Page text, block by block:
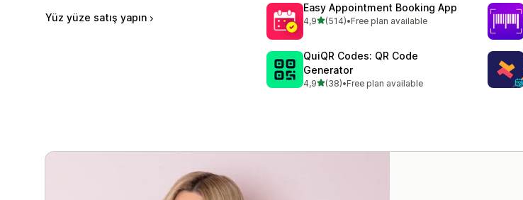
Yüz yüze satış yapın
Easy Appointment Booking App
4,95 yıldız üzerinden
(514)
toplam 514 değerlendirme
•Free plan available
QuiQR Codes: QR Code
Generator
4,95 yıldız üzerinden
(38)
toplam 38 değerlendirme
•Free plan available